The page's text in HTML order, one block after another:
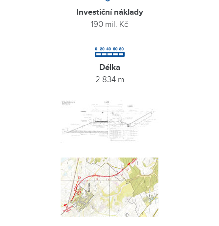
Investiční náklady
190 mil. Kč
Délka
2 834 m